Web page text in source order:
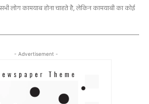
लोग कामयाब होना चाहते है, लेकिन कामयाबी का कोई
- Advertisement -